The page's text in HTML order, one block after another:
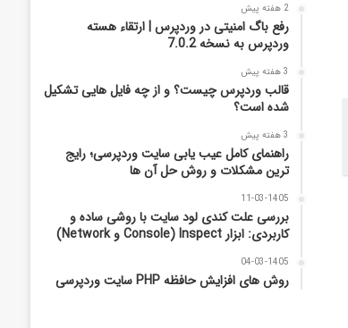
2 هفته پیش
رفع باگ امنیتی در وردپرس | ارتقاء هسته
وردپرس به نسخه 7.0.2
3 هفته پیش
قالب وردپرس چیست؟ و از چه فایل­ هایی تشکیل
شده است؟
3 هفته پیش
راهنمای کامل عیب‌ یابی سایت وردپرسی؛ رایج‌
ترین مشکلات و روش حل آن‌ ها
11-03-1405
بررسی علت کندی لود سایت با روشی ساده و
کاربردی: ابزار Inspect (Console و Network)
04-03-1405
روش‌ های افزایش حافظه PHP سایت وردپرسی